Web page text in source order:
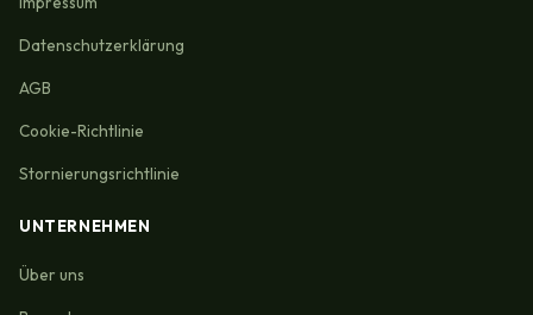
Datenschutzerklärung
AGB
Cookie-Richtlinie
Stornierungsrichtlinie
UNTERNEHMEN
Über uns